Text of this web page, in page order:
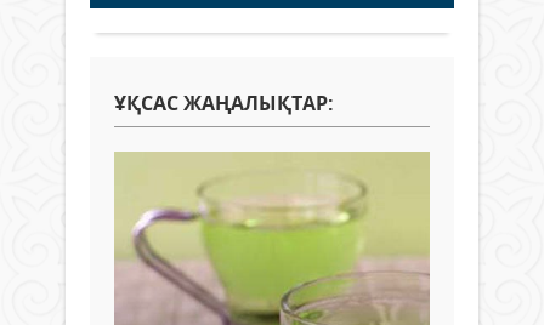
ҰҚСАС ЖАҢАЛЫҚТАР: